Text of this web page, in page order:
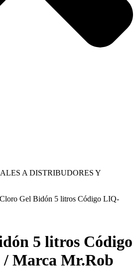
A DISTRIBUDORES Y
Gel Bidón 5 litros Código LIQ-
5 litros Código
Marca Mr.Rob